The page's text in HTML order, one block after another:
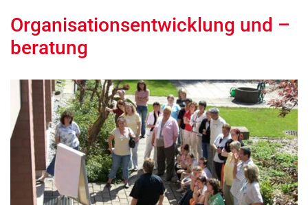
Organisationsentwicklung und –
beratung